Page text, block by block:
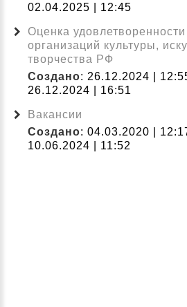
02.04.2025 | 12:45
Оценка
организаций культуры,
творчества РФ
Создано: 26.12.2024 |
26.12.2024 | 16:51
Вакансии
Создано: 04.03.2020 |
10.06.2024 | 11:52